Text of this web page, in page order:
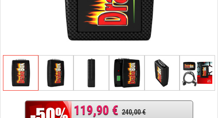
119,90 € 240,00 €